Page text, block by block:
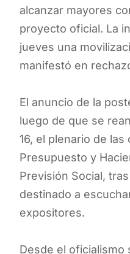
alcanzar mayores
proyecto oficial. La
jueves una
manifestó en
El anuncio de la
luego de que se
16, el plenario de
Presupuesto y
Previsión Social,
destinado a
expositores.
Desde el oficialismo